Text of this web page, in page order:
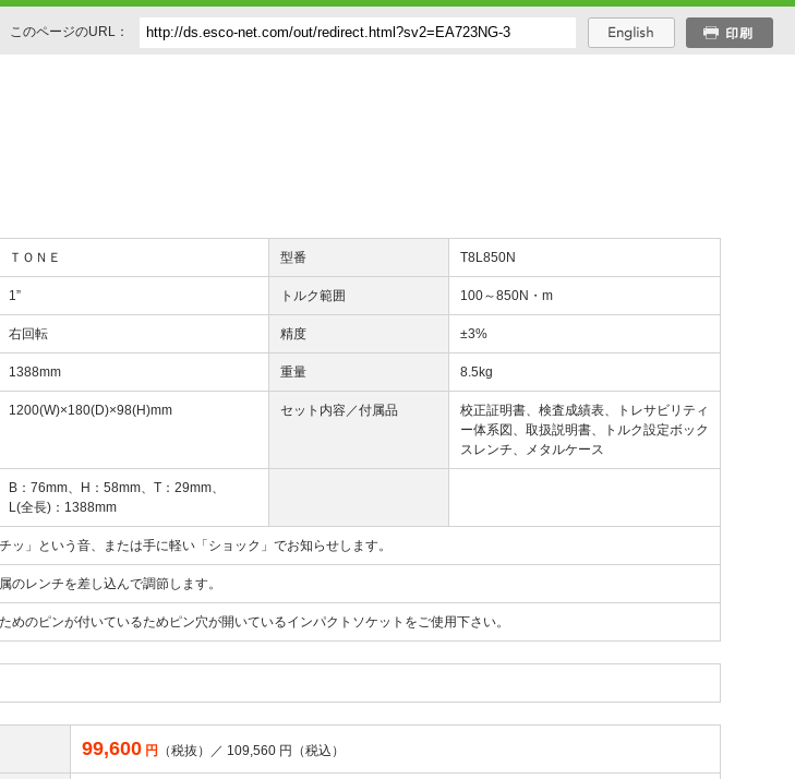
このページのURL：
ＴＯＮＥ 型番 T8L850N
1” トルク範囲 100～850N・m
右回転 精度 ±3%
1388mm 重量 8.5kg
1200(W)×180(D)×98(H)mm セット内容／付属品
校正証明書、検査成績表、トレサビリティ
ー体系図、取扱説明書、トルク設定ボック
スレンチ、メタルケース
B：76mm、H：58mm、T：29mm、
L(全長)：1388mm
ッ」という音、または手に軽い「ショック」でお知らせします。
のレンチを差し込んで調節します。
めのピンが付いているためピン穴が開いているインパクトソケットをご使用下さい。
99,600 円 （税抜）／ 109,560 円（税込）